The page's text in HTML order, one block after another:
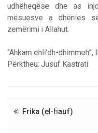
udhëheqëse dhe as
mësuesve a dhënies
zemërimi i Allahut.
“Ahkam ehli'dh-dhimmeh”,
Përktheu: Jusuf Kastrati
Frika (el-ḣauf)